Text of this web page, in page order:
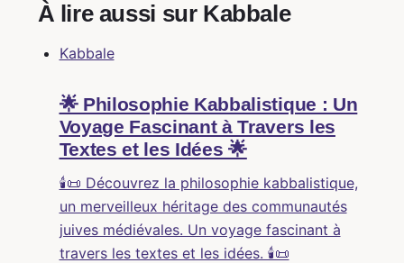
À lire aussi sur Kabbale
Kabbale
🌟 Philosophie Kabbalistique : Un
Voyage Fascinant à Travers les
Textes et les Idées 🌟
🕯️📜 Découvrez la philosophie kabbalistique,
un merveilleux héritage des communautés
juives médiévales. Un voyage fascinant à
travers les textes et les idées. 🕯️📜